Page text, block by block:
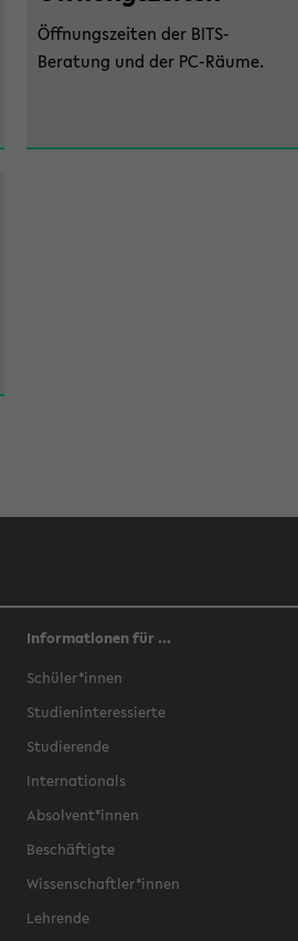
Öff­nungs­zei­ten der BITS-​
Beratung und der PC-​Räume.
Informationen für ...
Schü­ler*innen
Stu­di­en­in­ter­es­sier­te
Stu­die­ren­de
In­ter­na­tio­nals
Ab­sol­vent*innen
Be­schäf­tig­te
Wis­sen­schaft­ler*innen
Leh­ren­de